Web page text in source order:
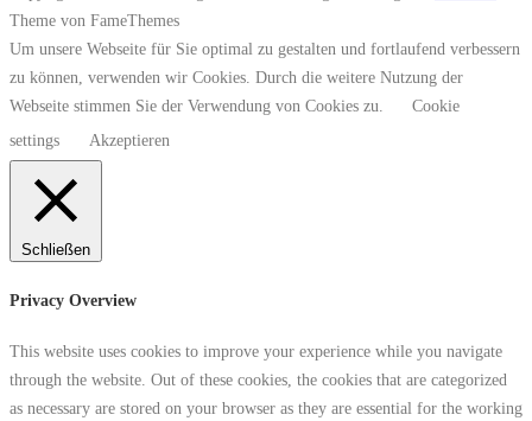
Theme von FameThemes
Um unsere Webseite für Sie optimal zu gestalten und fortlaufend verbessern
zu können, verwenden wir Cookies. Durch die weitere Nutzung der
Webseite stimmen Sie der Verwendung von Cookies zu.
Cookie
settings
Akzeptieren
Schließen
Privacy Overview
This website uses cookies to improve your experience while you navigate
through the website. Out of these cookies, the cookies that are categorized
as necessary are stored on your browser as they are essential for the working